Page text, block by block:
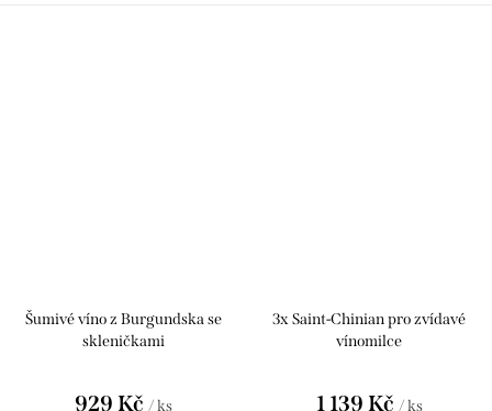
Šumivé víno z Burgundska se
skleničkami
929 Kč / ks
3x Saint-Chinian pro zvídavé
vínomilce
1 139 Kč / ks